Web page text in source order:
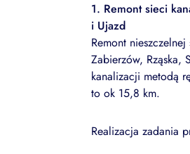
1. Remont sieci
i Ujazd
Remont
Zabierzów, Rząska,
kanalizacji metodą
to ok 15,8 km.
Realizacja zadania